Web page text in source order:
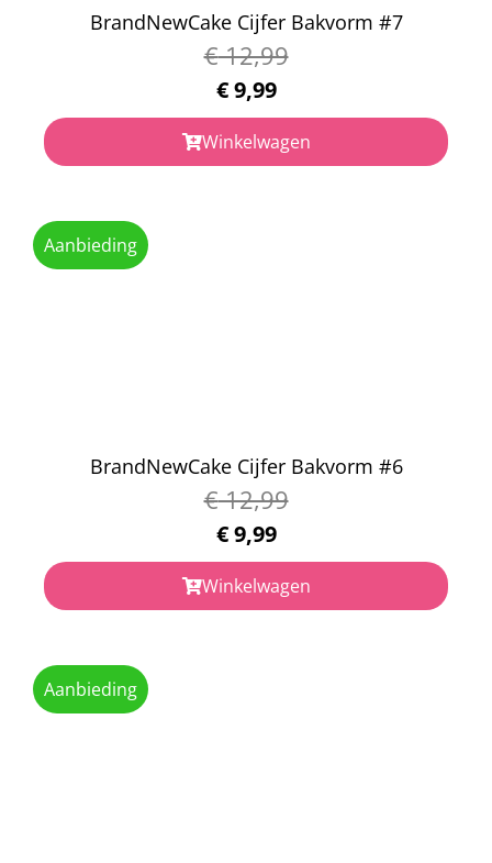
BrandNewCake Cijfer Bakvorm #7
€12,99
€9,99
Winkelwagen
Aanbieding
BrandNewCake Cijfer Bakvorm #6
€12,99
€9,99
Winkelwagen
Aanbieding